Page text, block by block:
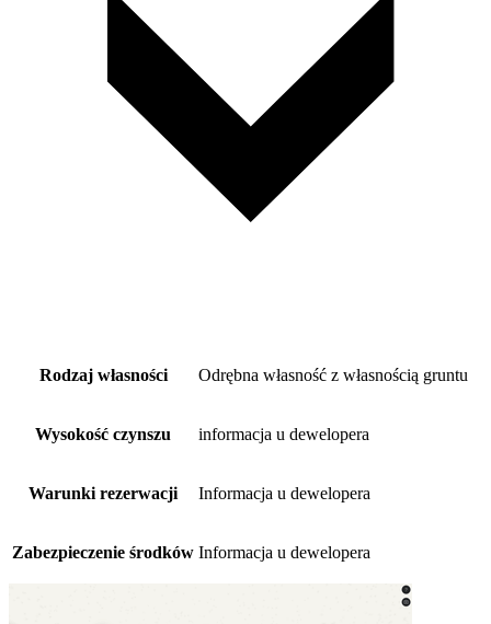
Rodzaj własności Odrębna własność z własnością gruntu
Wysokość czynszu informacja u dewelopera
Warunki rezerwacji Informacja u dewelopera
Zabezpieczenie środków Informacja u dewelopera